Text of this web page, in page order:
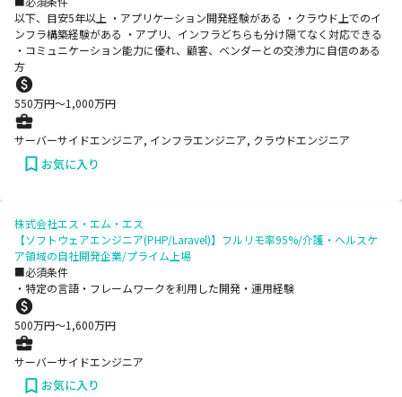
以下、目安5年以上 ・アプリケーション開発経験がある ・クラウド上でのイ
ンフラ構築経験がある ・アプリ、インフラどちらも分け隔てなく対応できる
・コミュニケーション能力に優れ、顧客、ベンダーとの交渉力に自信のある
方
550万円〜1,000万円
サーバーサイドエンジニア, インフラエンジニア, クラウドエンジニア
お気に入り
株式会社エス・エム・エス
【ソフトウェアエンジニア(PHP/Laravel)】フルリモ率95%/介護・ヘルスケ
ア領域の自社開発企業/プライム上場
■必須条件
・特定の言語・フレームワークを利用した開発・運用経験
500万円〜1,600万円
サーバーサイドエンジニア
お気に入り